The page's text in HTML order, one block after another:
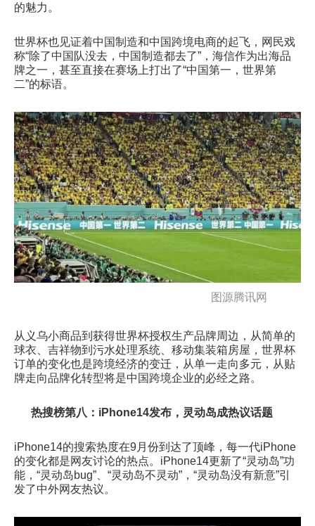
的魅力。
世界杯也见证着中国制造和中国跨境电商的起飞，网民戏
称“除了中国队没去，中国制造都去了”，海信作为出海品
牌之一，甚至直接在赛场上打出了“中国第一，世界第
二”的标语。
图源腾讯网
从义乌小商品到获得世界杯授权生产品牌周边，从简单的
球衣、吉祥物到污水处理系统、移动集装箱房屋，世界杯
订单的变化也是跨境经济的变迁，从单一走向多元，从贴
牌走向品牌化转型将是中国跨境企业的必经之路。
热搜榜第八：iPhone14发布，灵动岛成热议话题
iPhone14的搜索热度在9月份到达了顶峰，每一代iPhone
的变化都是网友讨论的热点。iPhone14更新了“灵动岛”功
能，“灵动岛bug”、“灵动岛不灵动”，“灵动岛没有新意”引
发了中外网友热议。